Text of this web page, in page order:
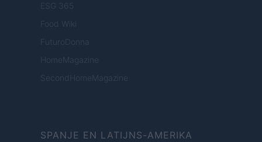
ESG 365
Food Wiki
FuturoDonna
HomeMagazine
SecondHomeMagazine
SPANJE EN LATIJNS-AMERIKA